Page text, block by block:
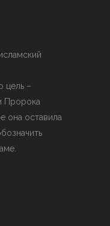
цель –
Пророка
она оставила